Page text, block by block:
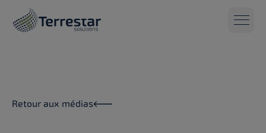
Aller au contenu principal
Retour aux médias